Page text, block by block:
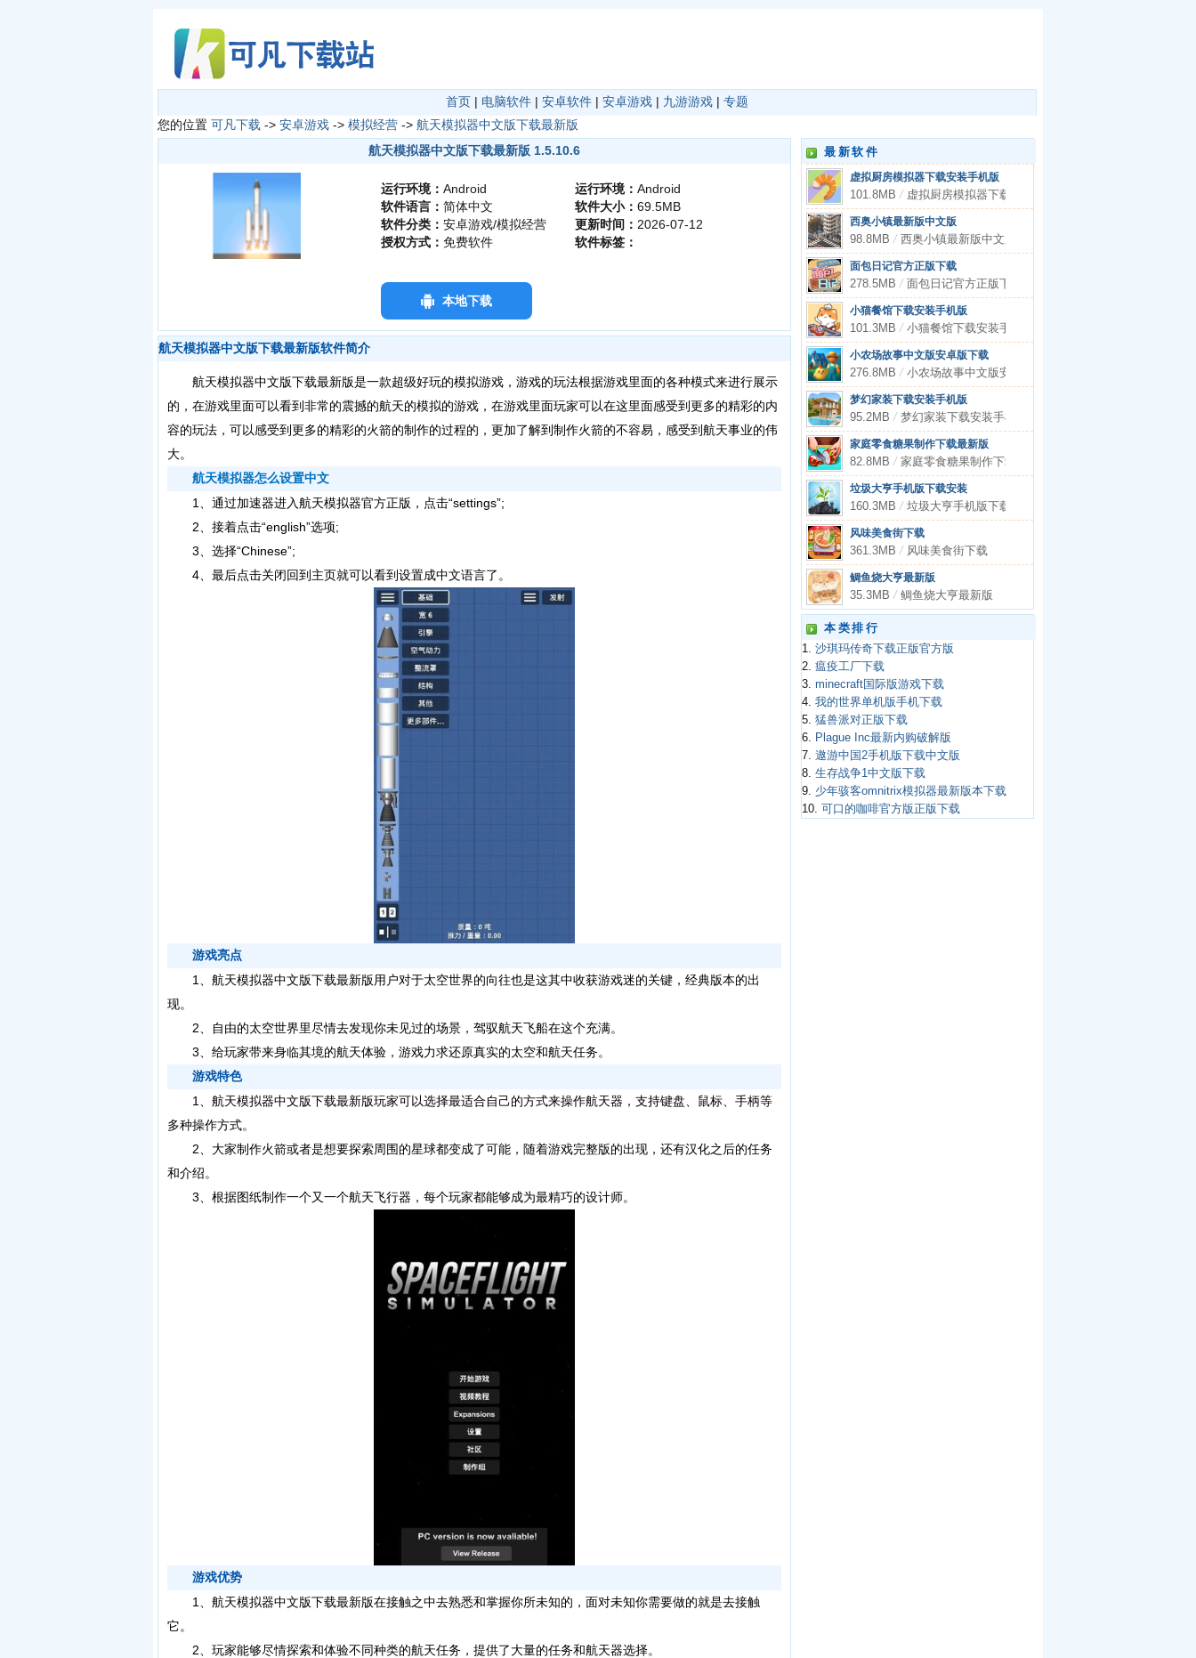
首页 | 电脑软件 | 安卓软件 | 安卓游戏 | 九游游戏 | 专题
您的位置 可凡下载 -> 安卓游戏 -> 模拟经营 -> 航天模拟器中文版下载最新版
航天模拟器中文版下载最新版 1.5.10.6
运行环境： Android
软件语言： 简体中文
软件分类： 安卓游戏/模拟经营
授权方式： 免费软件
运行环境： Android
软件大小： 69.5MB
更新时间： 2026-07-12
软件标签：
本地下载
航天模拟器中文版下载最新版软件简介
航天模拟器中文版下载最新版是一款超级好玩的模拟游戏，游戏的玩法根据游戏里面的各种模式来进行展示
的，在游戏里面可以看到非常的震撼的航天的模拟的游戏，在游戏里面玩家可以在这里面感受到更多的精彩的内
容的玩法，可以感受到更多的精彩的火箭的制作的过程的，更加了解到制作火箭的不容易，感受到航天事业的伟
大。
航天模拟器怎么设置中文
1、通过加速器进入航天模拟器官方正版，点击“settings”;
2、接着点击“english”选项;
3、选择“Chinese”;
4、最后点击关闭回到主页就可以看到设置成中文语言了。
游戏亮点
1、航天模拟器中文版下载最新版用户对于太空世界的向往也是这其中收获游戏迷的关键，经典版本的出
现。
2、自由的太空世界里尽情去发现你未见过的场景，驾驭航天飞船在这个充满。
3、给玩家带来身临其境的航天体验，游戏力求还原真实的太空和航天任务。
游戏特色
1、航天模拟器中文版下载最新版玩家可以选择最适合自己的方式来操作航天器，支持键盘、鼠标、手柄等
多种操作方式。
2、大家制作火箭或者是想要探索周围的星球都变成了可能，随着游戏完整版的出现，还有汉化之后的任务
和介绍。
3、根据图纸制作一个又一个航天飞行器，每个玩家都能够成为最精巧的设计师。
游戏优势
1、航天模拟器中文版下载最新版在接触之中去熟悉和掌握你所未知的，面对未知你需要做的就是去接触
它。
2、玩家能够尽情探索和体验不同种类的航天任务，提供了大量的任务和航天器选择。
最新软件
虚拟厨房模拟器下载安装手机版
101.8MB/ 虚拟厨房模拟器下载安装手机版
西奥小镇最新版中文版
98.8MB/ 西奥小镇最新版中文版
面包日记官方正版下载
278.5MB/ 面包日记官方正版下载
小猫餐馆下载安装手机版
101.3MB/ 小猫餐馆下载安装手机版
小农场故事中文版安卓版下载
276.8MB/ 小农场故事中文版安卓版下载
梦幻家装下载安装手机版
95.2MB/ 梦幻家装下载安装手机版
家庭零食糖果制作下载最新版
82.8MB/ 家庭零食糖果制作下载最新版
垃圾大亨手机版下载安装
160.3MB/ 垃圾大亨手机版下载安装
风味美食街下载
361.3MB/ 风味美食街下载
鲷鱼烧大亨最新版
35.3MB/ 鲷鱼烧大亨最新版
本类排行
1. 沙琪玛传奇下载正版官方版
2. 瘟疫工厂下载
3. minecraft国际版游戏下载
4. 我的世界单机版手机下载
5. 猛兽派对正版下载
6. Plague Inc最新内购破解版
7. 遨游中国2手机版下载中文版
8. 生存战争1中文版下载
9. 少年骇客omnitrix模拟器最新版本下载
10. 可口的咖啡官方版正版下载